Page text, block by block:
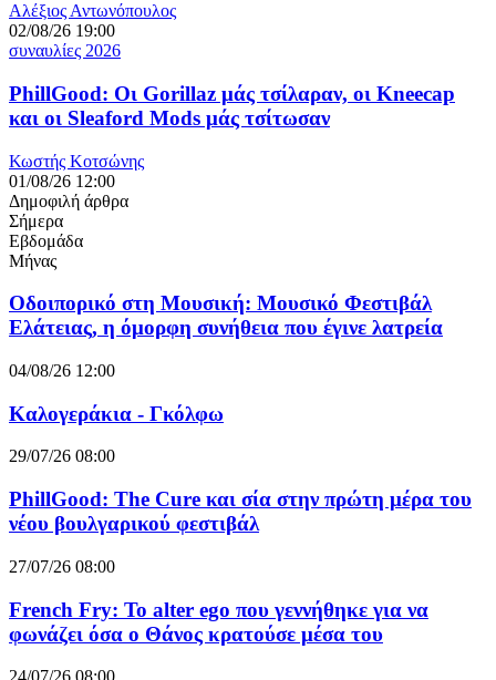
Αλέξιος Αντωνόπουλος
02/08/26 19:00
συναυλίες 2026
PhillGood: Οι Gorillaz μάς τσίλαραν, οι Kneecap
και οι Sleaford Mods μάς τσίτωσαν
Κωστής Κοτσώνης
01/08/26 12:00
Δημοφιλή άρθρα
Σήμερα
Εβδομάδα
Μήνας
Οδοιπορικό στη Μουσική: Μουσικό Φεστιβάλ
Ελάτειας, η όμορφη συνήθεια που έγινε λατρεία
04/08/26 12:00
Καλογεράκια - Γκόλφω
29/07/26 08:00
PhillGood: The Cure και σία στην πρώτη μέρα του
νέου βουλγαρικού φεστιβάλ
27/07/26 08:00
French Fry: Το alter ego που γεννήθηκε για να
φωνάζει όσα ο Θάνος κρατούσε μέσα του